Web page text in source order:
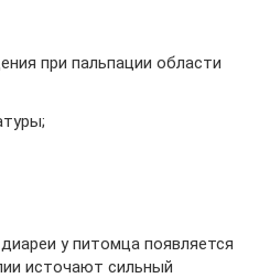
при пальпации области
у питомца появляется
источают сильный